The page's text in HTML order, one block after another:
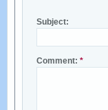
Subject:
Comment: *